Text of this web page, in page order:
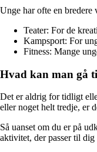
Unge har ofte en
Teater: For de
Kampsport: For
Fitness: Mange
Hvad kan man gå
Det er aldrig for tidligt
eller noget helt tredje, er
Så uanset om du er på
aktivitet, der passer til dig